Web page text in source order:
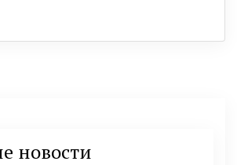
новости